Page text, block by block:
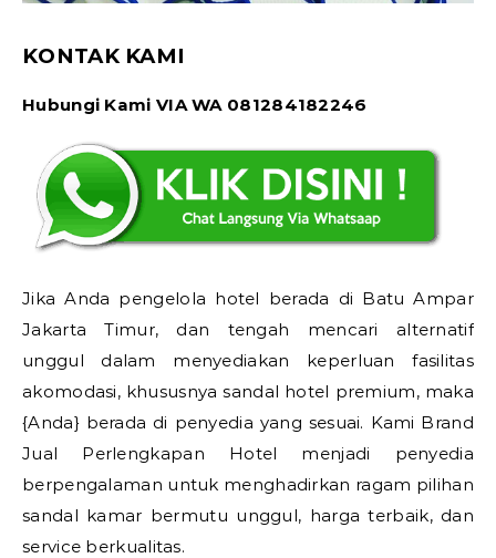
KONTAK KAMI
Hubungi Kami VIA WA 081284182246
Jika Anda pengelola hotel berada di Batu Ampar
Jakarta Timur, dan tengah mencari alternatif
unggul dalam menyediakan keperluan fasilitas
akomodasi, khususnya sandal hotel premium, maka
{Anda} berada di penyedia yang sesuai. Kami Brand
Jual Perlengkapan Hotel menjadi penyedia
berpengalaman untuk menghadirkan ragam pilihan
sandal kamar bermutu unggul, harga terbaik, dan
service berkualitas.